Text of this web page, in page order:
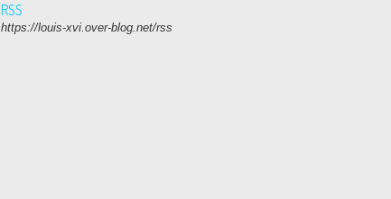
RSS
https://louis-xvi.over-blog.net/rss